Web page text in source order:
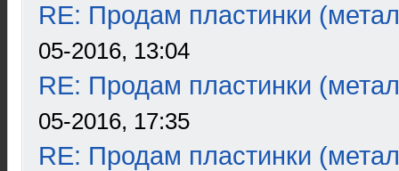
RE: Продам пластинки
05-2016, 13:04
RE: Продам пластинки
05-2016, 17:35
RE: Продам пластинки